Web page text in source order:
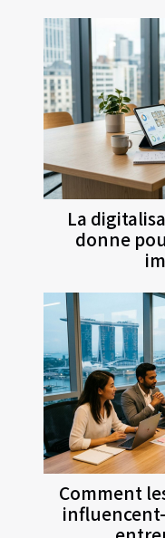
La
donne
Comment